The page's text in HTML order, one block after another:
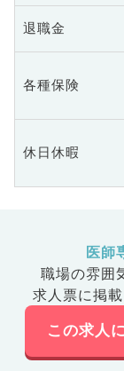
退職金
各種保険
休日休暇
医師
職場の雰囲
求人票に掲
この求人